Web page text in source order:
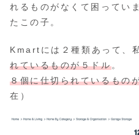
れるものがなくて困ってい
たこの子。
Kmartには２種類あって、
れているものが５ドル。
８個に仕切られているもの
在）